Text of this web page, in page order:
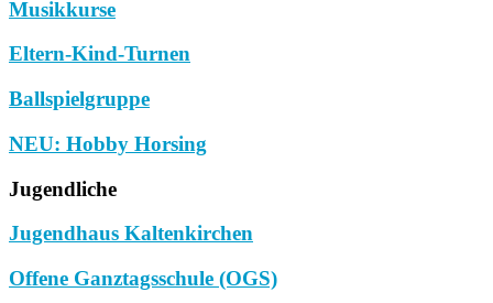
Musikkurse
Eltern-Kind-Turnen
Ballspielgruppe
NEU: Hobby Horsing
Jugendliche
Jugendhaus Kaltenkirchen
Offene Ganztagsschule (OGS)